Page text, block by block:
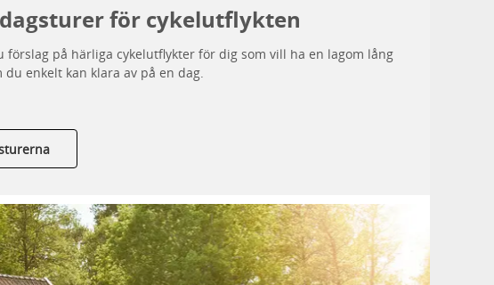
dagsturer för cykelutflykten
förslag på härliga cykelutflykter för dig som vill ha en lagom lång
du enkelt kan klara av på en dag.